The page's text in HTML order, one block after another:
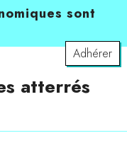
sont
Adhérer
atterrés